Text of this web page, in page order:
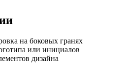
на боковых гранях
или инициалов
дизайна